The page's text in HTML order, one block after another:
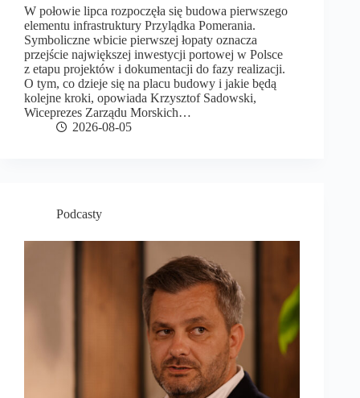
W połowie lipca rozpoczęła się budowa pierwszego
elementu infrastruktury Przylądka Pomerania.
Symboliczne wbicie pierwszej łopaty oznacza
przejście największej inwestycji portowej w Polsce
z etapu projektów i dokumentacji do fazy realizacji.
O tym, co dzieje się na placu budowy i jakie będą
kolejne kroki, opowiada Krzysztof Sadowski,
Wiceprezes Zarządu Morskich…
2026-08-05
Podcasty